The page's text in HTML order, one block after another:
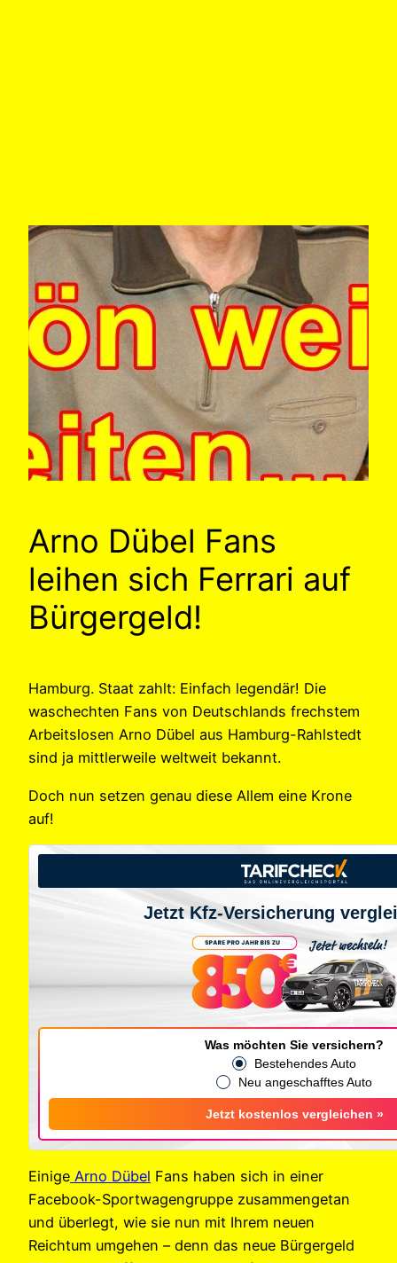
Arno Dübel Fans
leihen sich Ferrari auf
Bürgergeld!
Hamburg. Staat zahlt: Einfach legendär! Die
waschechten Fans von Deutschlands frechstem
Arbeitslosen Arno Dübel aus Hamburg-Rahlstedt
sind ja mittlerweile weltweit bekannt.
Doch nun setzen genau diese Allem eine Krone
auf!
Jetzt Kfz-Versicherung
Was möchten Sie versichern?
Bestehendes Auto
Neu angeschafftes Auto
Jetzt kostenlos vergleichen »
Einige Arno Dübel Fans haben sich in einer
Facebook-Sportwagengruppe zusammengetan
und überlegt, wie sie nun mit Ihrem neuen
Reichtum umgehen – denn das neue Bürgergeld